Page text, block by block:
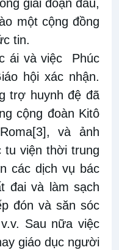
giai đoạn đầu,
một cộng đồng
tin.
ái và việc Phúc
hội xác nhận.
trợ huynh đệ đã
cộng đoàn Kitô
[3], và ảnh
tu viện thời trung
các dịch vụ bác
đai và làm sạch
đón và săn sóc
Sau nữa việc
giáo dục người